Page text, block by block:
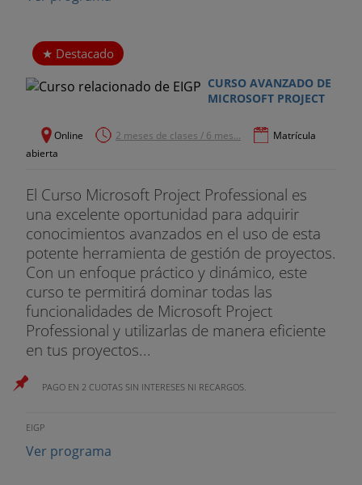
Destacado
CURSO AVANZADO DE
MICROSOFT PROJECT
Online 2 meses de clases / 6 mes...
Matrícula
abierta
El Curso Microsoft Project Professional es
una excelente oportunidad para adquirir
conocimientos avanzados en el uso de esta
potente herramienta de gestión de proyectos.
Con un enfoque práctico y dinámico, este
curso te permitirá dominar todas las
funcionalidades de Microsoft Project
Professional y utilizarlas de manera eficiente
en tus proyectos...
PAGO EN 2 CUOTAS SIN INTERESES NI RECARGOS.
EIGP
Ver programa